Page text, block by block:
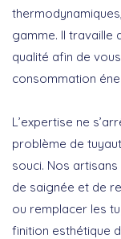
gamme. Il travaille
qualité afin de
consommation
L’expertise ne
problème de
souci. Nos
de saignée et de
ou remplacer les
finition esthétique